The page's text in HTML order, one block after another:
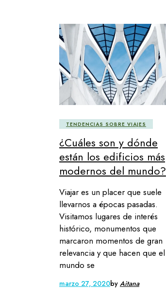
TENDENCIAS SOBRE VIAJES
¿Cuáles son y dónde
están los edificios más
modernos del mundo?
Viajar es un placer que suele
llevarnos a épocas pasadas.
Visitamos lugares de interés
histórico, monumentos que
marcaron momentos de gran
relevancia y que hacen que el
mundo se
marzo 27, 2020by Aitana